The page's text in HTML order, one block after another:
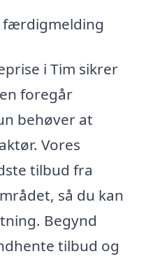
færdigmelding
i Tim sikrer
foregår
behøver at
Vores
tilbud fra
så du kan
Begynd
tilbud og